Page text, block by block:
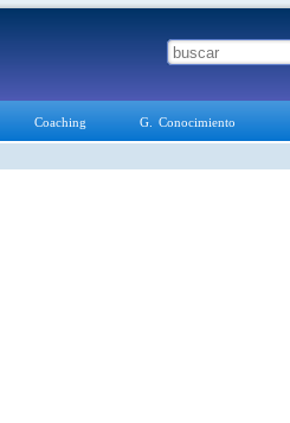
Coaching G. Conocimiento